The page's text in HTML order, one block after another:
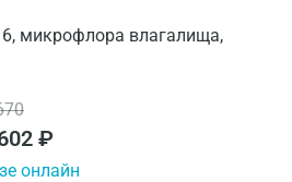
микрофлора влагалища,
₽
онлайн